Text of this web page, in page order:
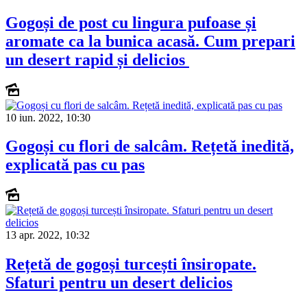
Gogoși de post cu lingura pufoase și
aromate ca la bunica acasă. Cum prepari
un desert rapid și delicios
10 iun. 2022, 10:30
Gogoși cu flori de salcâm. Rețetă inedită,
explicată pas cu pas
13 apr. 2022, 10:32
Rețetă de gogoși turcești însiropate.
Sfaturi pentru un desert delicios